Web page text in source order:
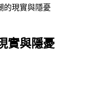
的現實與隱憂
實與隱憂